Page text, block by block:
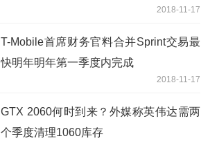
2018-11-17
T-Mobile首席财务官料合并Sprint交易最
快明年明年第一季度内完成
2018-11-17
GTX 2060何时到来？外媒称英伟达需两
个季度清理1060库存